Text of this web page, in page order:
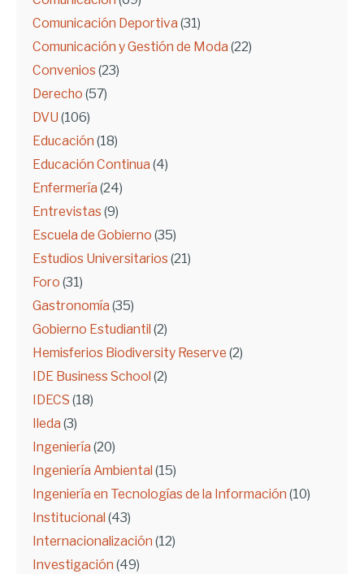
Comunicación Deportiva (31)
Comunicación y Gestión de Moda (22)
Convenios (23)
Derecho (57)
DVU (106)
Educación (18)
Educación Continua (4)
Enfermería (24)
Entrevistas (9)
Escuela de Gobierno (35)
Estudios Universitarios (21)
Foro (31)
Gastronomía (35)
Gobierno Estudiantil (2)
Hemisferios Biodiversity Reserve (2)
IDE Business School (2)
IDECS (18)
Ileda (3)
Ingeniería (20)
Ingeniería Ambiental (15)
Ingeniería en Tecnologías de la Información (10)
Institucional (43)
Internacionalización (12)
Investigación (49)